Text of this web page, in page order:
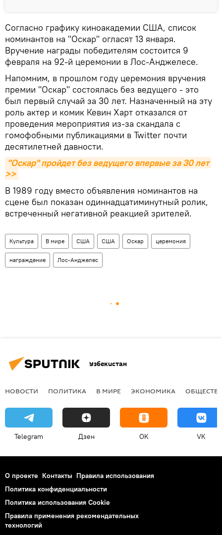
Согласно графику киноакадемии США, список
номинантов на "Оскар" огласят 13 января.
Вручение награды победителям состоится 9
февраля на 92-й церемонии в Лос-Анджелесе.
Напомним, в прошлом году церемония вручения
премии "Оскар" состоялась без ведущего - это
был первый случай за 30 лет. Назначенный на эту
роль актер и комик Кевин Харт отказался от
проведения мероприятия из-за скандала с
гомофобными публикациями в Twitter почти
десятилетней давности.
"Оскар" пройдет без ведущего впервые за 30 лет
>>
В 1989 году вместо объявления номинантов на
сцене был показан одиннадцатиминутный ролик,
встреченный негативной реакцией зрителей.
Культура В мире США США Оскар церемония
награждение Лос-Анджелес
Узбекистан
НОВОСТИ ПОЛИТИКА В МИРЕ ЭКОНОМИКА
Telegram Дзен OK VK
О проекте Контакты Правила использования
Политика конфиденциальности
Политика использования Cookie
Правила применения рекомендательных
технологий